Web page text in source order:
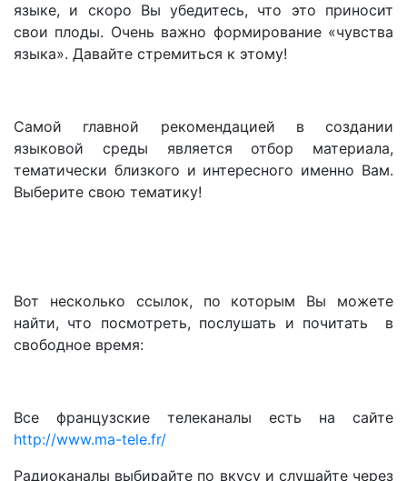
языке, и скоро Вы убедитесь, что это приносит
свои плоды. Очень важно формирование «чувства
языка». Давайте стремиться к этому!
Самой главной рекомендацией в создании
языковой среды является отбор материала,
тематически близкого и интересного именно Вам.
Выберите свою тематику!
Вот несколько ссылок, по которым Вы можете
найти, что посмотреть, послушать и почитать в
свободное время:
Все французские телеканалы есть на сайте
http://www.ma-tele.fr/
Радиоканалы выбирайте по вкусу и слушайте через